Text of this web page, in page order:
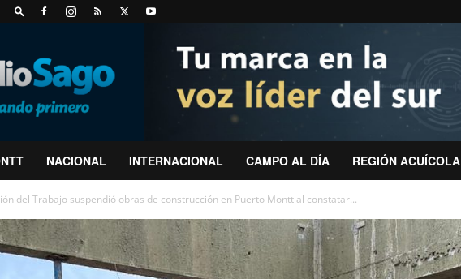
NACIONAL INTERNACIONAL CAMPO AL DÍA REGIÓN ACUÍCOLA
del Trabajo suspendió obras de construcción en Puerto Montt al constatar...